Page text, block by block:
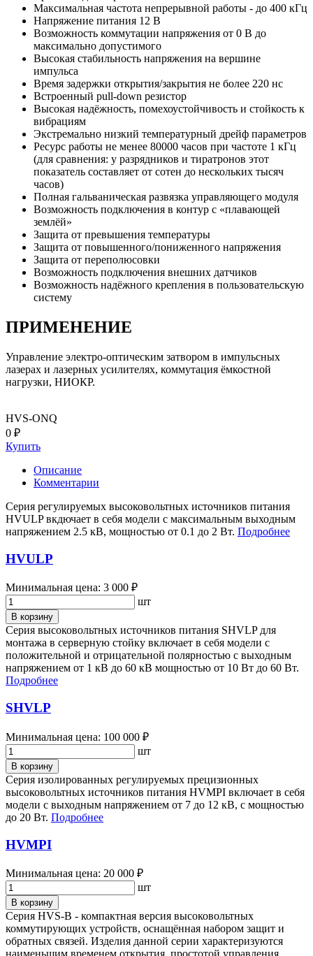
Максимальная частота непрерывной работы - до 400 кГц
Напряжение питания 12 В
Возможность коммутации напряжения от 0 В до
максимально допустимого
Высокая стабильность напряжения на вершине
импульса
Время задержки открытия/закрытия не более 220 нс
Встроенный pull-down резистор
Высокая надёжность, помехоустойчивость и стойкость к
вибрациям
Экстремально низкий температурный дрейф параметров
Ресурс работы не менее 80000 часов при частоте 1 кГц
(для сравнения: у разрядников и тиратронов этот
показатель составляет от сотен до нескольких тысяч
часов)
Полная гальваническая развязка управляющего модуля
Возможность подключения в контур с «плавающей
землёй»
Защита от превышения температуры
Защита от повышенного/пониженного напряжения
Защита от переполюсовки
Возможность подключения внешних датчиков
Возможность надёжного крепления в пользовательскую
систему
ПРИМЕНЕНИЕ
Управление электро-оптическим затвором в импульсных
лазерах и лазерных усилителях, коммутация ёмкостной
нагрузки, НИОКР.
HVS-ONQ
0 ₽
Купить
Описание
Комментарии
Серия регулируемых высоковольтных источников питания
HVULP вкдючает в себя модели с максимальным выходным
напряжением 2.5 кВ, мощностью от 0.1 до 2 Вт. Подробнее
HVULP
Минимальная цена: 3 000 ₽
шт
В корзину
Серия высоковольтных источников питания SHVLP для
монтажа в серверную стойку включает в себя модели с
положительной и отрицательной полярностью с выходным
напряжением от 1 кВ до 60 кВ мощностью от 10 Вт до 60 Вт.
Подробнее
SHVLP
Минимальная цена: 100 000 ₽
шт
В корзину
Серия изолированных регулируемых прецизионных
высоковольтных источников питания HVMPI включает в себя
модели с выходным напряжением от 7 до 12 кВ, с мощностью
до 20 Вт. Подробнее
HVMPI
Минимальная цена: 20 000 ₽
шт
В корзину
Серия HVS-B - компактная версия высоковольтных
коммутирующих устройств, оснащённая набором защит и
обратных связей. Изделия данной серии характеризуются